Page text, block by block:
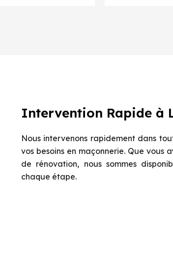
Intervention Rapide à
Nous intervenons rapidement dans
vos besoins en maçonnerie. Que vous
de rénovation, nous sommes
chaque étape.